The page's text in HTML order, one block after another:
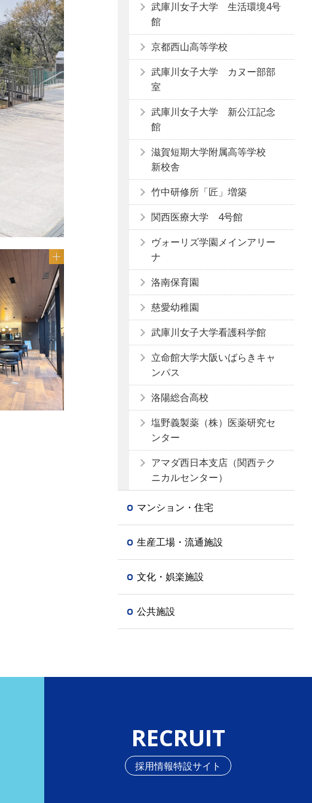
武庫川女子大学 生活環境4号
館
京都西山高等学校
武庫川女子大学 カヌー部部
室
武庫川女子大学 新公江記念
館
滋賀短期大学附属高等学校
新校舎
竹中研修所「匠」増築
関西医療大学 4号館
ヴォーリズ学園メインアリー
ナ
洛南保育園
慈愛幼稚園
武庫川女子大学看護科学館
立命館大学大阪いばらきキャ
ンパス
洛陽総合高校
塩野義製薬（株）医薬研究セ
ンター
アマダ西日本支店（関西テク
ニカルセンター）
マンション・住宅
生産工場・流通施設
文化・娯楽施設
公共施設
RECRUIT
採用情報特設サイト